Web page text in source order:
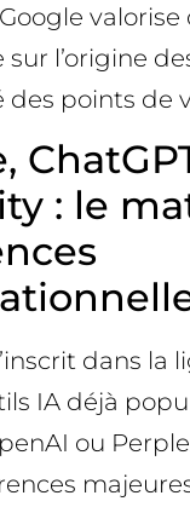
valorise
l’origine
des points de
: le
dans la
IA déjà
ou